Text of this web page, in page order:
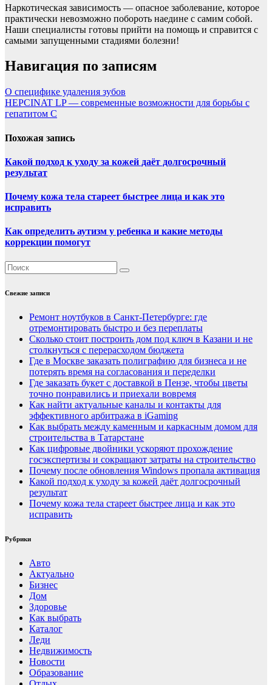
Наркотическая зависимость — опасное заболевание, которое
практически невозможно побороть наедине с самим собой.
Наши специалисты готовы прийти на помощь и справится с
самыми запущенными стадиями болезни!
Навигация по записям
О специфике удаления зубов
HEPCINAT LP — современные возможности для борьбы с
гепатитом С
Похожая запись
Какой подход к уходу за кожей даёт долгосрочный
результат
Почему кожа тела стареет быстрее лица и как это
исправить
Как определить аутизм у ребенка и какие методы
коррекции помогут
Свежие записи
Ремонт ноутбуков в Санкт-Петербурге: где
отремонтировать быстро и без переплаты
Сколько стоит построить дом под ключ в Казани и не
столкнуться с перерасходом бюджета
Где в Москве заказать полиграфию для бизнеса и не
потерять время на согласования и переделки
Где заказать букет с доставкой в Пензе, чтобы цветы
точно понравились и приехали вовремя
Как найти актуальные каналы и контакты для
эффективного арбитража в iGaming
Как выбрать между каменным и каркасным домом для
строительства в Татарстане
Как цифровые двойники ускоряют прохождение
госэкспертизы и сокращают затраты на строительство
Почему после обновления Windows пропала активация
Какой подход к уходу за кожей даёт долгосрочный
результат
Почему кожа тела стареет быстрее лица и как это
исправить
Рубрики
Авто
Актуально
Бизнес
Дом
Здоровье
Как выбрать
Каталог
Леди
Недвижимость
Новости
Образование